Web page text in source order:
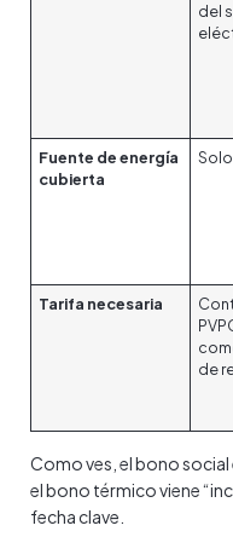
del
Fuente de energía
cubierta
Tarifa necesaria
de
Como ves, el bono
el bono térmico viene
fecha clave.